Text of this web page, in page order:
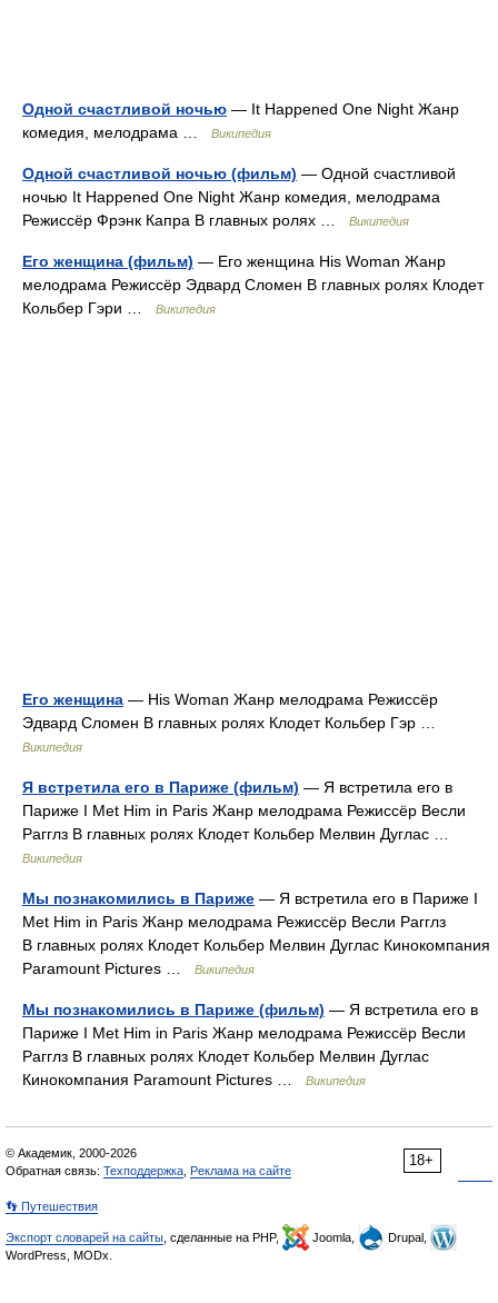
Одной счастливой ночью — It Happened One Night Жанр
комедия, мелодрама …
Википедия
Одной счастливой ночью (фильм) — Одной счастливой
ночью It Happened One Night Жанр комедия, мелодрама
Режиссёр Фрэнк Капра В главных ролях …
Википедия
Его женщина (фильм) — Его женщина His Woman Жанр
мелодрама Режиссёр Эдвард Сломен В главных ролях Клодет
Кольбер Гэри …
Википедия
Его женщина — His Woman Жанр мелодрама Режиссёр
Эдвард Сломен В главных ролях Клодет Кольбер Гэр …
Википедия
Я встретила его в Париже (фильм) — Я встретила его в
Париже I Met Him in Paris Жанр мелодрама Режиссёр Весли
Рагглз В главных ролях Клодет Кольбер Мелвин Дуглас …
Википедия
Мы познакомились в Париже — Я встретила его в Париже I
Met Him in Paris Жанр мелодрама Режиссёр Весли Рагглз
В главных ролях Клодет Кольбер Мелвин Дуглас Кинокомпания
Paramount Pictures …
Википедия
Мы познакомились в Париже (фильм) — Я встретила его в
Париже I Met Him in Paris Жанр мелодрама Режиссёр Весли
Рагглз В главных ролях Клодет Кольбер Мелвин Дуглас
Кинокомпания Paramount Pictures …
Википедия
18+
© Академик, 2000-2026
Обратная связь: Техподдержка Реклама на сайте
👣 Путешествия
Экспорт словарей на сайты , сделанные на PHP, Joomla,
Drupal,
WordPress, MODx.